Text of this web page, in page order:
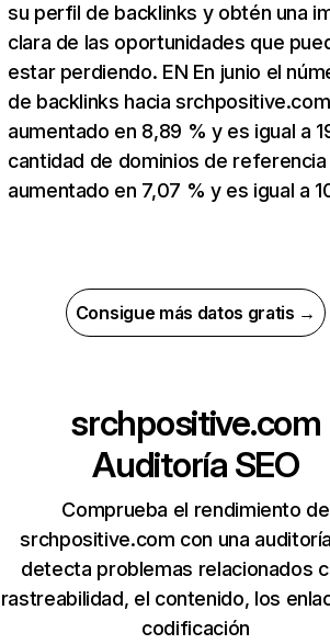
su perfil de backlinks y obtén una
clara de las oportunidades que
estar perdiendo. EN En junio el
de backlinks hacia
aumentado en 8,89 % y es igual a
cantidad de dominios de referencia
aumentado en 7,07 % y es igual a
Consigue más datos gratis →
srchpositive.com
Auditoría SEO
Comprueba el rendimiento de
srchpositive.com con una
detecta problemas relacionados
rastreabilidad, el contenido, los
codificación